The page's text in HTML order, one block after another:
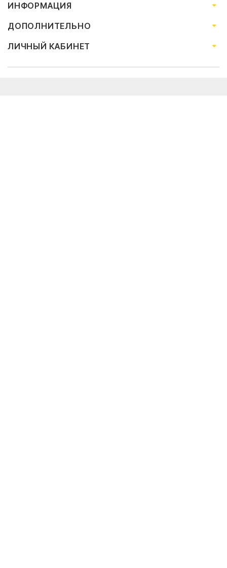
ИНФОРМАЦИЯ
ДОПОЛНИТЕЛЬНО
ЛИЧНЫЙ КАБИНЕТ